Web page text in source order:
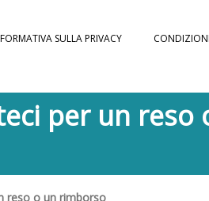
SULLA PRIVACY
per un reso
reso o un rimborso